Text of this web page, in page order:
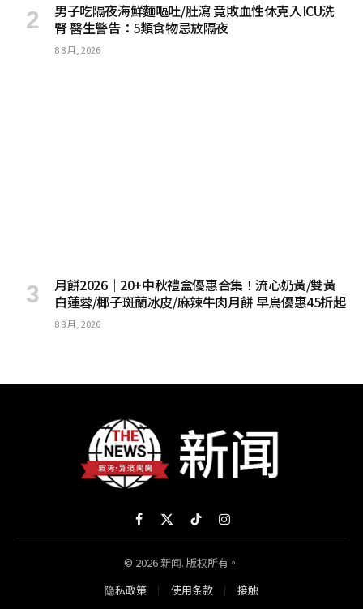
男子吃隔夜海鮮麵嘔吐/肚瀉 竟敗血性休克入ICU洗
腎 醫生警告：5類食物忌放隔夜
8 8 月, 2026
月餅2026｜20+中秋禮盒優惠合集！流心奶黃/雙黃
白蓮蓉/椰子斑蘭冰皮/麻辣牛肉月餅 早鳥優惠45折起
8 8 月, 2026
Facebook
X
(Twitter)
TikTokInstagram
© 2026 新闻. 版权所有。
隐私政策
使用条款 接触